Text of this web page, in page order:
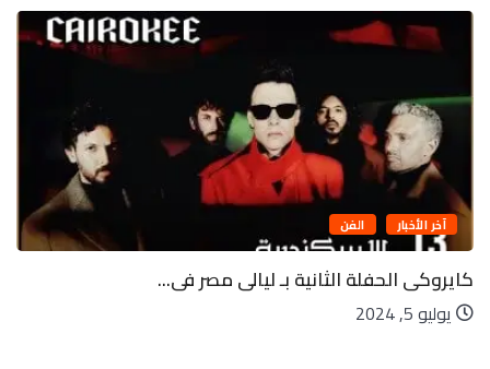
آخر الأخبار الفن
كايروكى الحفلة الثانية بـ ليالى مصر فى...
يوليو 5, 2024